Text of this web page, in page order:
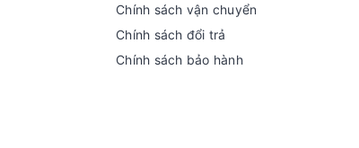
Chính sách vận chuyển
Chính sách đổi trả
Chính sách bảo hành